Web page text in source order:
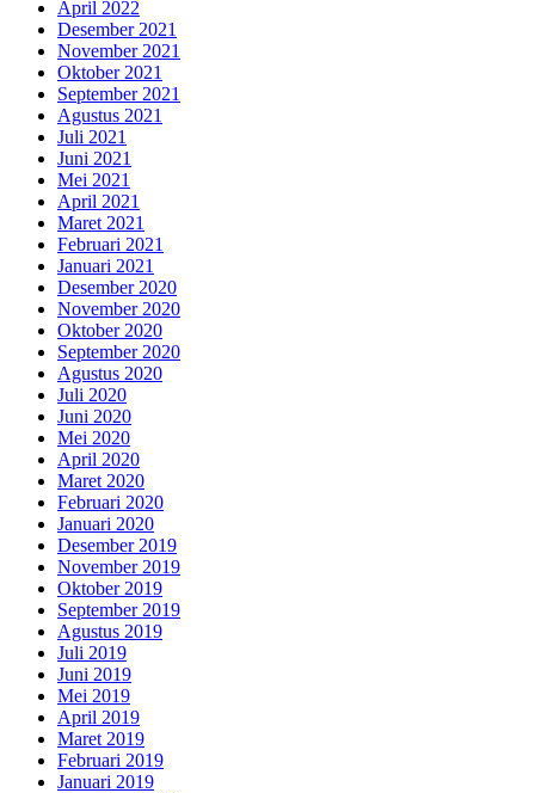
April 2022
Desember 2021
November 2021
Oktober 2021
September 2021
Agustus 2021
Juli 2021
Juni 2021
Mei 2021
April 2021
Maret 2021
Februari 2021
Januari 2021
Desember 2020
November 2020
Oktober 2020
September 2020
Agustus 2020
Juli 2020
Juni 2020
Mei 2020
April 2020
Maret 2020
Februari 2020
Januari 2020
Desember 2019
November 2019
Oktober 2019
September 2019
Agustus 2019
Juli 2019
Juni 2019
Mei 2019
April 2019
Maret 2019
Februari 2019
Januari 2019